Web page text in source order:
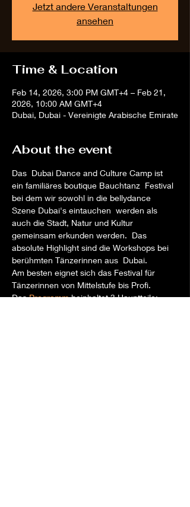
Jetzt andere Veranstaltungen
ansehen
Time & Location
Feb 14, 2026, 3:00 PM GMT+4 – Feb 21,
2026, 10:00 AM GMT+4
Dubai, Dubai - Vereinigte Arabische Emirate
About the event
Das  Dubai Dance and Culture Camp ist
ein familiäres boutique Bauchtanz  Festival
bei dem wir sowohl in die bellydance
Szene Dubai's eintauchen  werden als
auch die Stadt, Natur und Kultur
gemeinsam erkunden werden.  Das
absolute Highlight sind die Workshops bei
berühmten Tänzerinnen aus  Dubai.
Am besten eignet sich das Festival für
Tänzerinnen von Mittelstufe bis Profi.
Das Programm beinhaltet 3 Hauptteile: